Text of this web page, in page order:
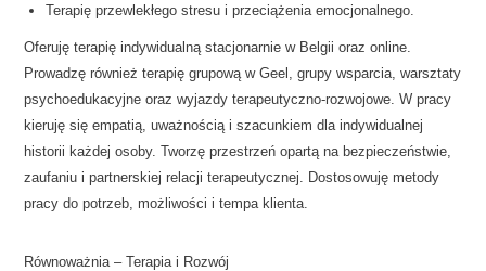
Terapię przewlekłego stresu i przeciążenia emocjonalnego.
Oferuję terapię indywidualną stacjonarnie w Belgii oraz online.
Prowadzę również terapię grupową w Geel, grupy wsparcia, warsztaty
psychoedukacyjne oraz wyjazdy terapeutyczno-rozwojowe. W pracy
kieruję się empatią, uważnością i szacunkiem dla indywidualnej
historii każdej osoby. Tworzę przestrzeń opartą na bezpieczeństwie,
zaufaniu i partnerskiej relacji terapeutycznej. Dostosowuję metody
pracy do potrzeb, możliwości i tempa klienta.
Równoważnia – Terapia i Rozwój